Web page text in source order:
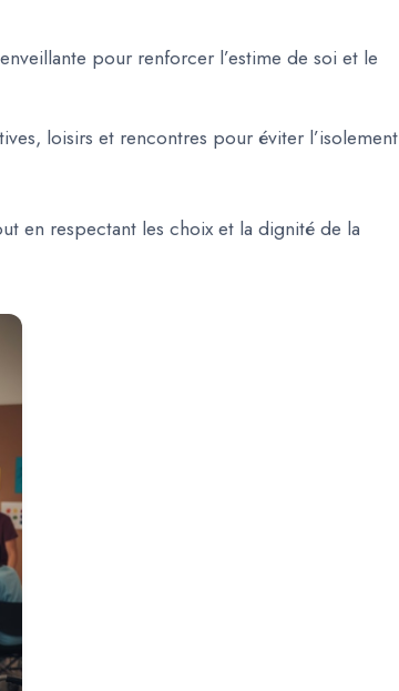
pour renforcer l’estime de soi et le
loisirs et rencontres pour éviter l’isolement
en respectant les choix et la dignité de la